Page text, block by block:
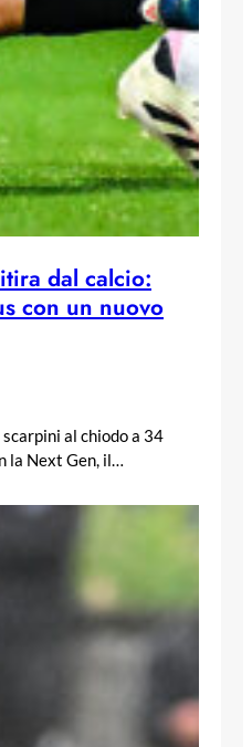
dal calcio:
con un nuovo
al chiodo a 34
la Next Gen, il…